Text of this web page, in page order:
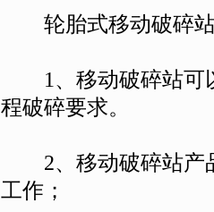
轮胎式移动破碎站
1、移动破碎站可
程破碎要求。
2、移动破碎站产
工作；